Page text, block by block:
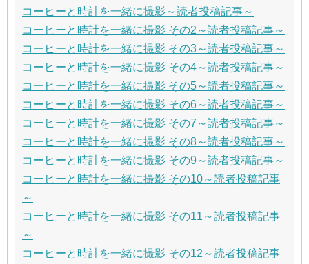
コーヒーと時計を一緒に撮影～読者投稿記事～
コーヒーと時計を一緒に撮影 その2～読者投稿記事～
コーヒーと時計を一緒に撮影 その3～読者投稿記事～
コーヒーと時計を一緒に撮影 その4～読者投稿記事～
コーヒーと時計を一緒に撮影 その5～読者投稿記事～
コーヒーと時計を一緒に撮影 その6～読者投稿記事～
コーヒーと時計を一緒に撮影 その7～読者投稿記事～
コーヒーと時計を一緒に撮影 その8～読者投稿記事～
コーヒーと時計を一緒に撮影 その9～読者投稿記事～
コーヒーと時計を一緒に撮影 その10～読者投稿記事
～
コーヒーと時計を一緒に撮影 その11～読者投稿記事
～
コーヒーと時計を一緒に撮影 その12～読者投稿記事